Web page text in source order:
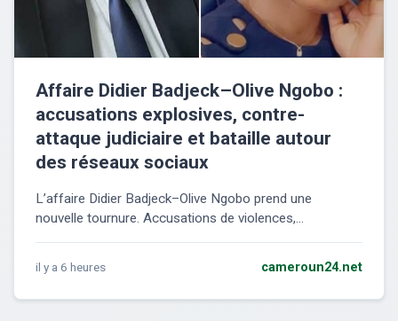
Affaire Didier Badjeck–Olive Ngobo :
accusations explosives, contre-
attaque judiciaire et bataille autour
des réseaux sociaux
L’affaire Didier Badjeck–Olive Ngobo prend une
nouvelle tournure. Accusations de violences,...
il y a 6 heures cameroun24.net